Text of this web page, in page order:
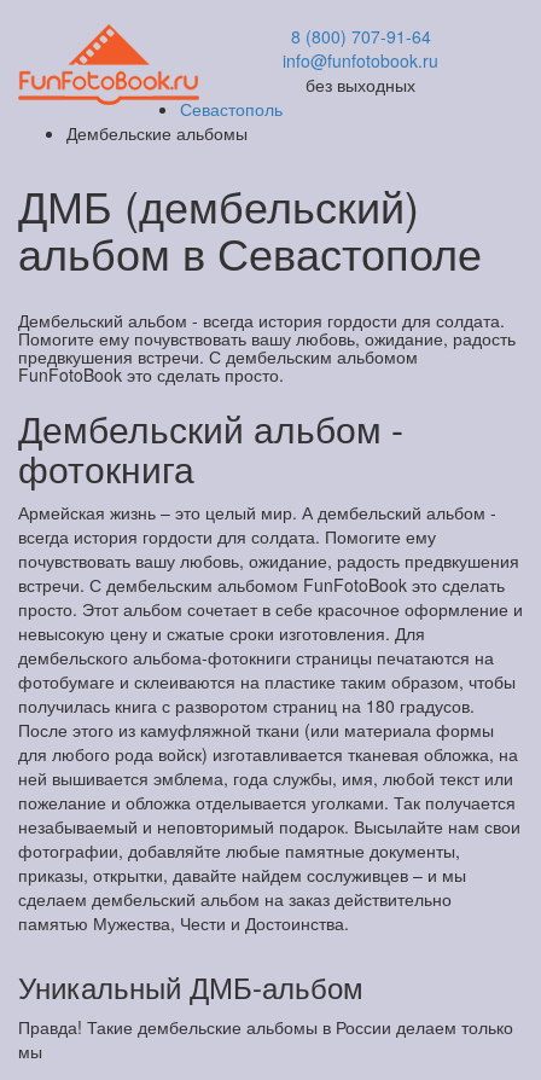
8 (800) 707-91-64
info@funfotobook.ru
без выходных
Севастополь
Дембельские альбомы
ДМБ (дембельский)
альбом в Севастополе
Дембельский альбом - всегда история гордости для солдата.
Помогите ему почувствовать вашу любовь, ожидание, радость
предвкушения встречи. С дембельским альбомом
FunFotoBook это сделать просто.
Дембельский альбом -
фотокнига
Армейская жизнь – это целый мир. А дембельский альбом -
всегда история гордости для солдата. Помогите ему
почувствовать вашу любовь, ожидание, радость предвкушения
встречи. С дембельским альбомом FunFotoBook это сделать
просто. Этот альбом сочетает в себе красочное оформление и
невысокую цену и сжатые сроки изготовления. Для
дембельского альбома-фотокниги страницы печатаются на
фотобумаге и склеиваются на пластике таким образом, чтобы
получилась книга с разворотом страниц на 180 градусов.
После этого из камуфляжной ткани (или материала формы
для любого рода войск) изготавливается тканевая обложка, на
ней вышивается эмблема, года службы, имя, любой текст или
пожелание и обложка отделывается уголками. Так получается
незабываемый и неповторимый подарок. Высылайте нам свои
фотографии, добавляйте любые памятные документы,
приказы, открытки, давайте найдем сослуживцев – и мы
сделаем дембельский альбом на заказ действительно
памятью Мужества, Чести и Достоинства.
Уникальный ДМБ-альбом
Правда! Такие дембельские альбомы в России делаем только
мы